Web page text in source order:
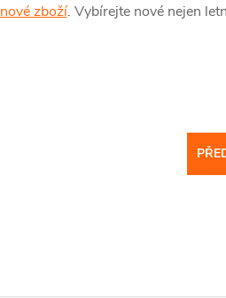
nové zboží. Vybírejte nové nejen